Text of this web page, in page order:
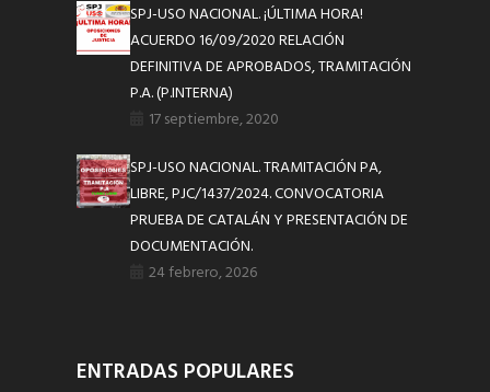
SPJ-USO NACIONAL. ¡ÚLTIMA HORA!
ACUERDO 16/09/2020 RELACIÓN
DEFINITIVA DE APROBADOS, TRAMITACIÓN
P.A. (P.INTERNA)
17 septiembre, 2020
SPJ-USO NACIONAL. TRAMITACIÓN PA,
LIBRE, PJC/1437/2024. CONVOCATORIA
PRUEBA DE CATALÁN Y PRESENTACIÓN DE
DOCUMENTACIÓN.
24 febrero, 2026
ENTRADAS POPULARES